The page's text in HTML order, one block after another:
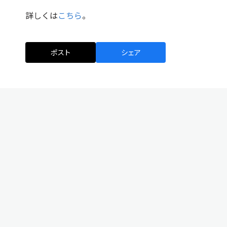
詳しくはこちら。
ポスト シェア